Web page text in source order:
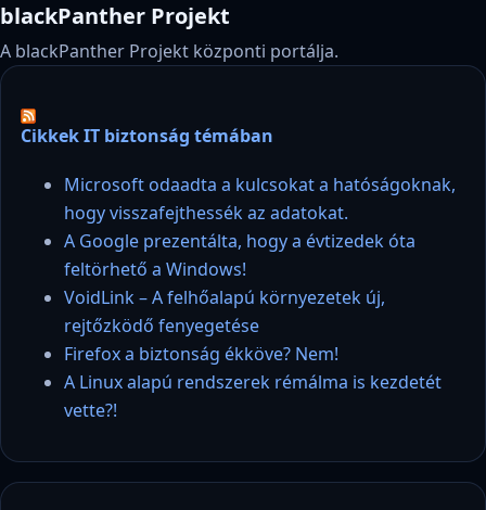
blackPanther Projekt
A blackPanther Projekt központi portálja.
Cikkek IT biztonság témában
Microsoft odaadta a kulcsokat a hatóságoknak,
hogy visszafejthessék az adatokat.
A Google prezentálta, hogy a évtizedek óta
feltörhető a Windows!
VoidLink – A felhőalapú környezetek új,
rejtőzködő fenyegetése
Firefox a biztonság ékköve? Nem!
A Linux alapú rendszerek rémálma is kezdetét
vette?!